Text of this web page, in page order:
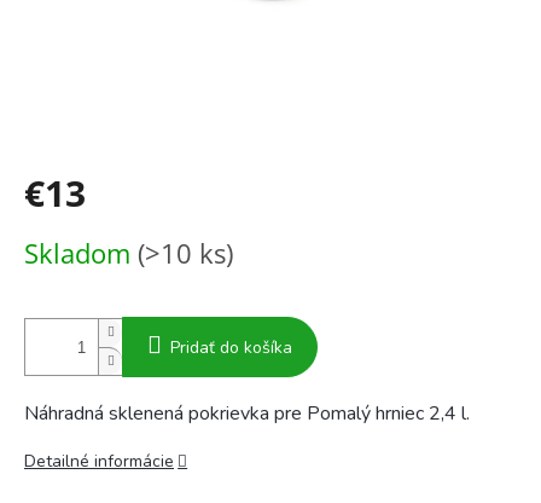
€13
cena:
Skladom (>10 ks)
Pridať do košíka
Náhradná sklenená pokrievka pre Pomalý hrniec 2,4 l.
Detailné informácie